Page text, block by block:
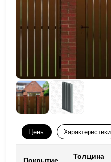
Цены Характеристики
Покрытие
Толщина